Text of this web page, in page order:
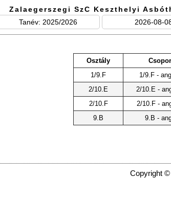
Zalaegerszegi SzC Keszthelyi
Tanév: 2025/2026 2026-08-
Osztály
1/9.F
1/9.F -
2/10.E
2/10.E -
2/10.F
2/10.F -
9.B
9.B -
Copyright ©